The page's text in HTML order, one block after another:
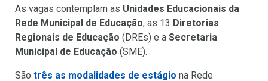
As vagas contemplam as Unidades Educacionais da
Rede Municipal de Educação, as 13 Diretorias
Regionais de Educação (DREs) e a Secretaria
Municipal de Educação (SME).
São três as modalidades de estágio na Rede